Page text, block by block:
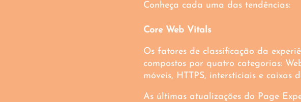
Conheça cada uma das tendências:
Core Web Vitals
Os fatores de classificação da
compostos por quatro categorias:
móveis, HTTPS, intersticiais e caixas
As últimas atualizações do Page